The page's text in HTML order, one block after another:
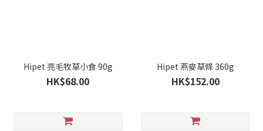
Hipet 亮毛牧草小食 90g
HK$68.00
Hipet 燕麥草條 360g
HK$152.00